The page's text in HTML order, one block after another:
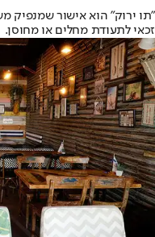
"תו ירוק" הוא אישור שמנפיק
זכאי לתעודת מחלים או מחוסן.